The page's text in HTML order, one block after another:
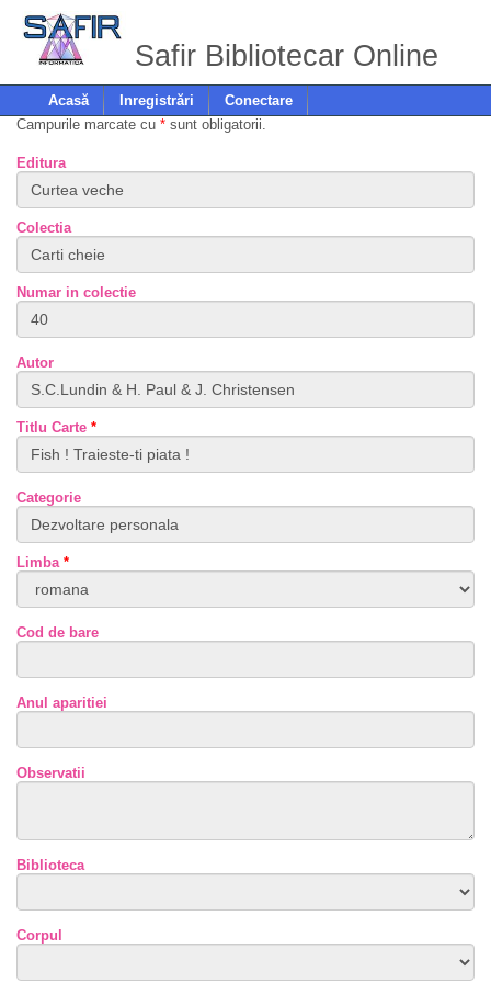
Safir Bibliotecar Online
Acasă Inregistrări
Conectare
Campurile marcate cu * sunt obligatorii.
Editura
Colectia
Numar in colectie
Autor
Titlu Carte *
Categorie
Limba *
Cod de bare
Anul aparitiei
Observatii
Biblioteca
Corpul